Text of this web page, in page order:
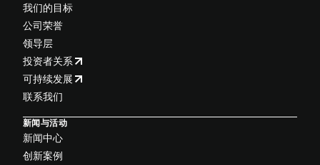
我们的目标
公司荣誉
领导层
投资者关系
可持续发展
联系我们
新闻与活动
新闻中心
创新案例